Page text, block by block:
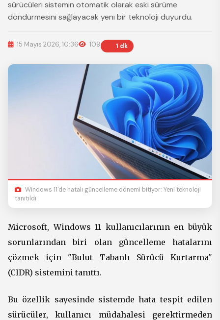
sürücüleri sistemin otomatik olarak eski sürüme
döndürmesini sağlayacak yeni bir teknoloji duyurdu.
15 Mayıs 2026, 10:36 109 1 dk
Windows 11'de hatalı güncelleme dönemi bitiyor: Yeni teknoloji
tanıtıldı
Microsoft, Windows 11 kullanıcılarının en büyük
sorunlarından biri olan güncelleme hatalarını
çözmek için "Bulut Tabanlı Sürücü Kurtarma"
(CIDR) sistemini tanıttı.
Bu özellik sayesinde sistemde hata tespit edilen
sürücüler, kullanıcı müdahalesi gerektirmeden